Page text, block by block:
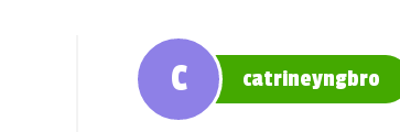
C catrineyngbro